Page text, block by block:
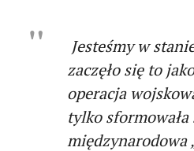
Jesteśmy w
zaczęło się to
operacja
tylko sformowała
międzynarodowa